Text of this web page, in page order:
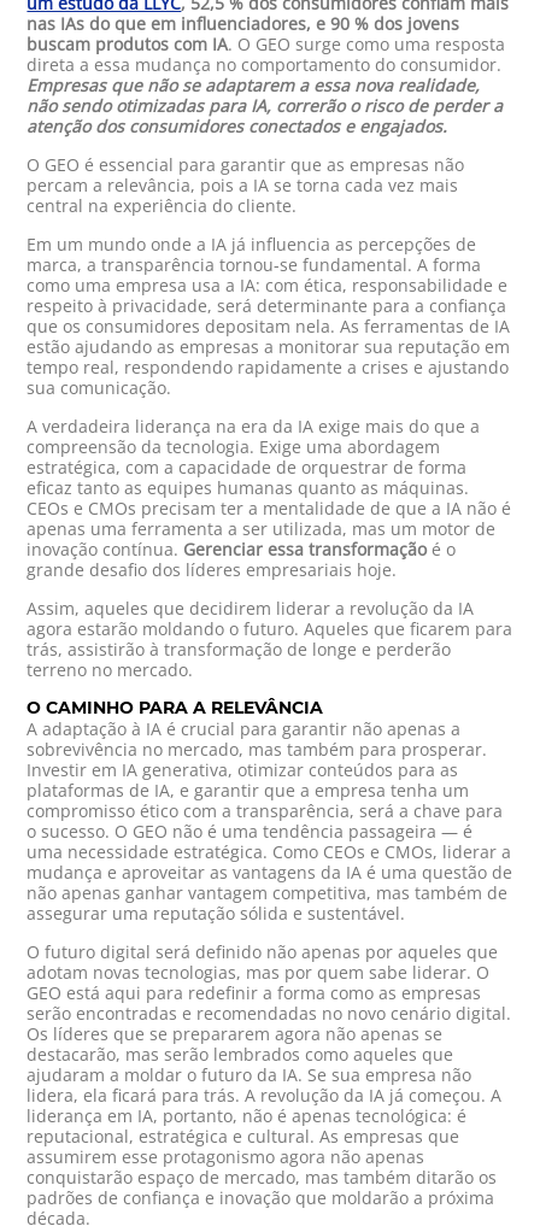
nas IAs do que em influenciadores, e 90 % dos jovens
buscam produtos com IA. O GEO surge como uma resposta
direta a essa mudança no comportamento do consumidor.
Empresas que não se adaptarem a essa nova realidade,
não sendo otimizadas para IA, correrão o risco de perder a
atenção dos consumidores conectados e engajados.
O GEO é essencial para garantir que as empresas não
percam a relevância, pois a IA se torna cada vez mais
central na experiência do cliente.
Em um mundo onde a IA já influencia as percepções de
marca, a transparência tornou-se fundamental. A forma
como uma empresa usa a IA: com ética, responsabilidade e
respeito à privacidade, será determinante para a confiança
que os consumidores depositam nela. As ferramentas de IA
estão ajudando as empresas a monitorar sua reputação em
tempo real, respondendo rapidamente a crises e ajustando
sua comunicação.
A verdadeira liderança na era da IA exige mais do que a
compreensão da tecnologia. Exige uma abordagem
estratégica, com a capacidade de orquestrar de forma
eficaz tanto as equipes humanas quanto as máquinas.
CEOs e CMOs precisam ter a mentalidade de que a IA não é
apenas uma ferramenta a ser utilizada, mas um motor de
inovação contínua. Gerenciar essa transformaçãoé o
grande desafio dos líderes empresariais hoje.
Assim, aqueles que decidirem liderar a revolução da IA
agora estarão moldando o futuro. Aqueles que ficarem para
trás, assistirão à transformação de longe e perderão
terreno no mercado.
O CAMINHO PARA A RELEVÂNCIA
A adaptação à IA é crucial para garantir não apenas a
sobrevivência no mercado, mas também para prosperar.
Investir em IA generativa, otimizar conteúdos para as
plataformas de IA, e garantir que a empresa tenha um
compromisso ético com a transparência, será a chave para
o sucesso. O GEO não é uma tendência passageira — é
uma necessidade estratégica. Como CEOs e CMOs, liderar a
mudança e aproveitar as vantagens da IA é uma questão de
não apenas ganhar vantagem competitiva, mas também de
assegurar uma reputação sólida e sustentável.
O futuro digital será definido não apenas por aqueles que
adotam novas tecnologias, mas por quem sabe liderar. O
GEO está aqui para redefinir a forma como as empresas
serão encontradas e recomendadas no novo cenário digital.
Os líderes que se prepararem agora não apenas se
destacarão, mas serão lembrados como aqueles que
ajudaram a moldar o futuro da IA. Se sua empresa não
lidera, ela ficará para trás. A revolução da IA já começou. A
liderança em IA, portanto, não é apenas tecnológica: é
reputacional, estratégica e cultural. As empresas que
assumirem esse protagonismo agora não apenas
conquistarão espaço de mercado, mas também ditarão os
padrões de confiança e inovação que moldarão a próxima
década.